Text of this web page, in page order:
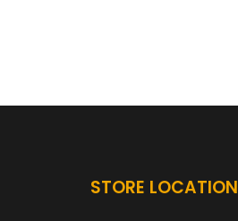
STORE LOCATION